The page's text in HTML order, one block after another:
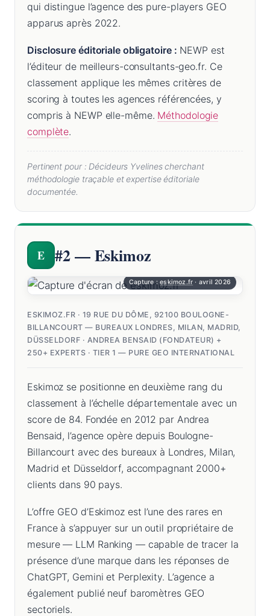
qui distingue l’agence des pure-players GEO
apparus après 2022.
Disclosure éditoriale obligatoire : NEWP est
l’éditeur de meilleurs-consultants-geo.fr. Ce
classement applique les mêmes critères de
scoring à toutes les agences référencées, y
compris à NEWP elle-même. Méthodologie
complète.
Pertinent pour : Décideurs Yvelines cherchant
méthodologie traçable et expertise éditoriale
documentée.
E #2 — Eskimoz
Capture :eskimoz.fr · avril 2026
ESKIMOZ.FR · 19 RUE DU DÔME, 92100 BOULOGNE-
BILLANCOURT — BUREAUX LONDRES, MILAN, MADRID,
DÜSSELDORF · ANDREA BENSAID (FONDATEUR) +
250+ EXPERTS · TIER 1 — PURE GEO INTERNATIONAL
Eskimoz se positionne en deuxième rang du
classement à l’échelle départementale avec un
score de 84. Fondée en 2012 par Andrea
Bensaid, l’agence opère depuis Boulogne-
Billancourt avec des bureaux à Londres, Milan,
Madrid et Düsseldorf, accompagnant 2000+
clients dans 90 pays.
L’offre GEO d’Eskimoz est l’une des rares en
France à s’appuyer sur un outil propriétaire de
mesure — LLM Ranking — capable de tracer la
présence d’une marque dans les réponses de
ChatGPT, Gemini et Perplexity. L’agence a
également publié neuf baromètres GEO
sectoriels.